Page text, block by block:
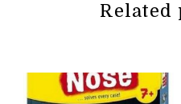
Related